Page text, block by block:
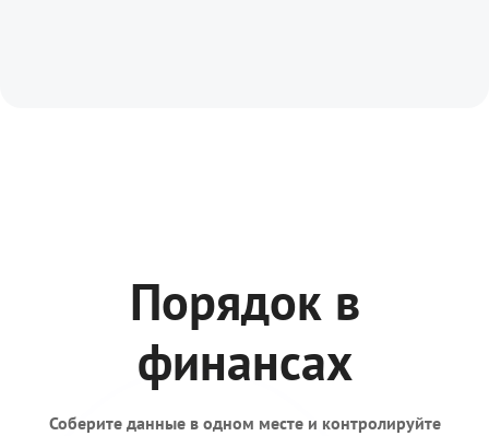
Порядок в
финансах
Соберите данные в одном месте и контролируйте